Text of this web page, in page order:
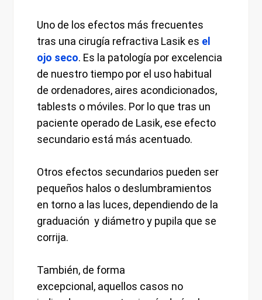
Uno de los efectos más frecuentes
tras una cirugía refractiva Lasik es el
ojo seco. Es la patología por excelencia
de nuestro tiempo por el uso habitual
de ordenadores, aires acondicionados,
tablests o móviles. Por lo que tras un
paciente operado de Lasik, ese efecto
secundario está más acentuado.
Otros efectos secundarios pueden ser
pequeños halos o deslumbramientos
en torno a las luces, dependiendo de la
graduación y diámetro y pupila que se
corrija.
También, de forma
excepcional, aquellos casos no